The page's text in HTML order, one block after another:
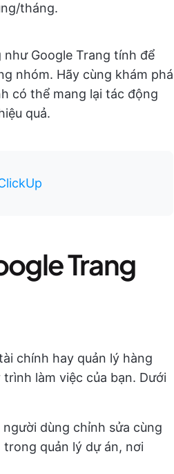
tháng.
Google Trang tính để
nhóm. Hãy cùng khám phá
có thể mang lại tác động
quả.
Trang
chính hay quản lý hàng
làm việc của bạn. Dưới
dùng chỉnh sửa cùng
quản lý dự án, nơi